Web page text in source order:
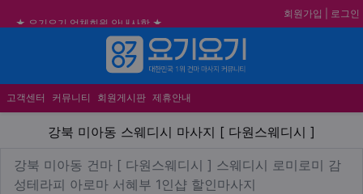
불건전한 게시글은 삭제 및 회원탈퇴 됩니다.
합법적이고 건전한 업체와 광고를 제휴합니다.
★요기요기 설 연휴 휴무 안내★
회원가입 로그인
고객센터 커뮤니티 회원게시판 제휴안내
강북 미아동 스웨디시 마사지
강북 미아동 스웨디시 마사지 [ 다원스웨디시 ]
업체 정보
강북 미아동 건마 [ 다원스웨
강북 미아동 건마 [ 다원스웨디시 ] 스웨디시 로미로미 감
성테라피 아로마 서혜부 1인샵 할인마사지